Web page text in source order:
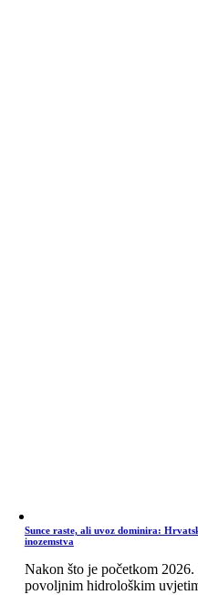
Sunce raste, ali uvoz dominira:
inozemstva
Nakon što je početkom
povoljnim hidrološkim